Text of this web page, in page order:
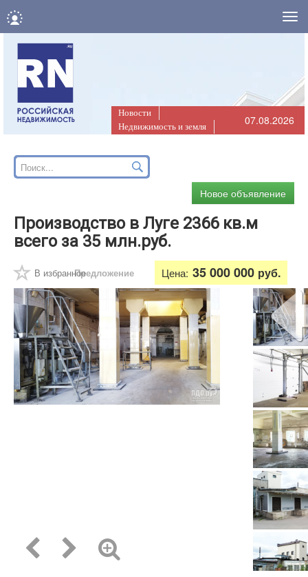
Новости
Недвижимость и земля
07.08.2026
Новое объявление
Производство в Луге 2366 кв.м
всего за 35 млн.руб.
В избранноеПредложение Цена: 35 000 000 руб.